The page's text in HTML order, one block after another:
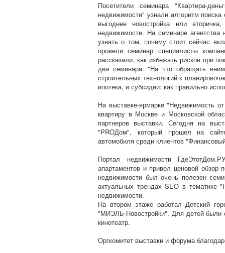
Посетители семинара "Квартира-
недвижимости" узнали алгоритм
выгоднее новостройка или
недвижимости. На семинаре
узнать о том, почему стоит сейчас
провели семинар специалисты
рассказали, как избежать рисков при
два семинара: "На что обращать
строительных технологий к
ипотека, и субсидии: как правильно
На выставке-ярмарке "Недвижимость
квартиру в Москве и Московской
партнеров выставки. Сегодня на
"PROДом", который прошел на
автомобиля среди клиентов
Портал недвижимости
апартаментов и привел ценовой
недвижимости был очень полезен
актуальных трендах SEO в
недвижимости.
На втором этаже работал Детский
"МИЭЛЬ-Новостройки". Для детей были
кинотеатр.
Оргкомитет выставки и форума